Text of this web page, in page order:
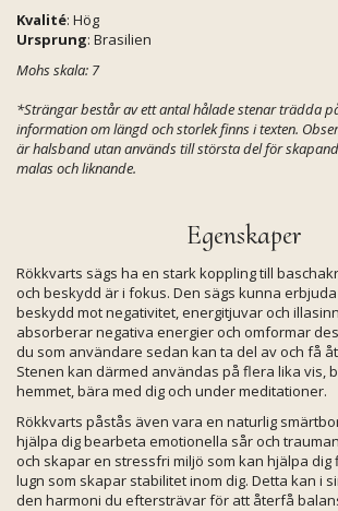
Kvalité: Hög
Ursprung: Brasilien
Mohs skala: 7
*Strängar består av ett antal hålade stenar trädda
information om längd och storlek finns i texten.
är halsband utan används till största del för
malas och liknande.
Egenskaper
Rökkvarts sägs ha en stark koppling till
och beskydd är i fokus. Den sägs kunna
beskydd mot negativitet, energitjuvar och
absorberar negativa energier och omformar
du som användare sedan kan ta del av och få
Stenen kan därmed användas på flera lika vis,
hemmet, bära med dig och under meditationer.
Rökkvarts påstås även vara en naturlig
hjälpa dig bearbeta emotionella sår och
och skapar en stressfri miljö som kan hjälpa
lugn som skapar stabilitet inom dig. Detta kan i
den harmoni du eftersträvar för att återfå